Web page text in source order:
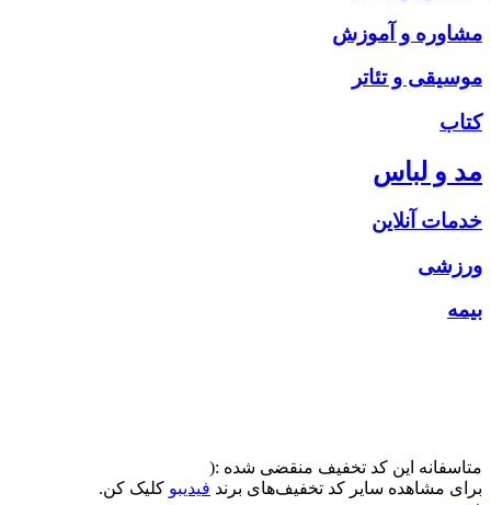
مشاوره و آموزش
موسیقی و تئاتر
کتاب
مد و لباس
خدمات آنلاین
ورزشی
بیمه
متاسفانه این کد تخفیف منقضی شده :(
برای مشاهده سایر کد تخفیف‌های برند فیدیبو کلیک کن.